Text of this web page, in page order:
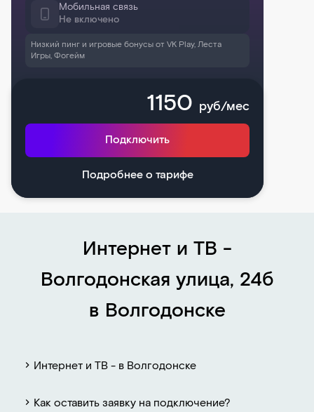
Мобильная связь
Не включено
Низкий пинг и игровые бонусы от VK Play, Леста
Игры, Фогейм
1150 руб/мес
Подключить
Подробнее о тарифе
Интернет и ТВ -
Волгодонская улица, 24б
в Волгодонске
Интернет и ТВ - в Волгодонске
Как оставить заявку на подключение?